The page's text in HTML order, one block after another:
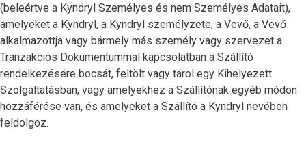
(beleértve a Kyndryl Személyes és nem Személyes Adatait),
amelyeket a Kyndryl, a Kyndryl személyzete, a Vevő, a Vevő
alkalmazottja vagy bármely más személy vagy szervezet a
Tranzakciós Dokumentummal kapcsolatban a Szállító
rendelkezésére bocsát, feltölt vagy tárol egy Kihelyezett
Szolgáltatásban, vagy amelyekhez a Szállítónak egyéb módon
hozzáférése van, és amelyeket a Szállító a Kyndryl nevében
feldolgoz.